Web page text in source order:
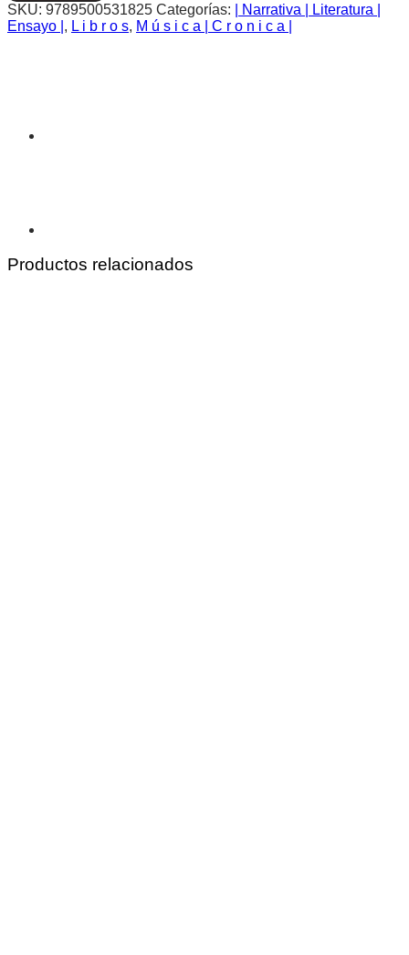
SKU: 9789500531825 Categorías:
| Narrativa | Literatura |
Ensayo | , L i b r o s, M ú s i c a | C r o n i c a |
Productos relacionados